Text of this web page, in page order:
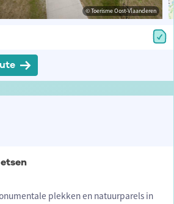
© Toerisme Oost-Vlaanderen
© Toerisme Oost-Vlaanderen
plekken en natuurparels in